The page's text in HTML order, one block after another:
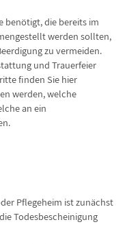
benötigt, die bereits im
werden sollten,
zu vermeiden.
und Trauerfeier
finden Sie hier
werden, welche
an ein
Pflegeheim ist zunächst
Todesbescheinigung